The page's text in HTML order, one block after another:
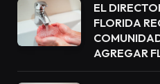
EL
FLORIDA
AGREGAR